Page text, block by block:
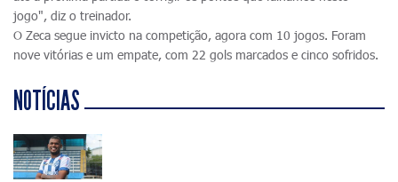
jogo", diz o treinador.
O Zeca segue invicto na competição, agora com 10 jogos. Foram
nove vitórias e um empate, com 22 gols marcados e cinco sofridos.
NOTÍCIAS